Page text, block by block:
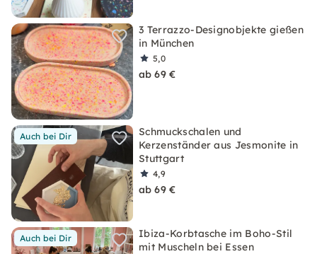
3 Terrazzo-Designobjekte gießen
in München
5,0
ab 69 €
Auch bei Dir
Schmuckschalen und
Kerzenständer aus Jesmonite in
Stuttgart
4,9
ab 69 €
Auch bei Dir
Ibiza-Korbtasche im Boho-Stil
mit Muscheln bei Essen